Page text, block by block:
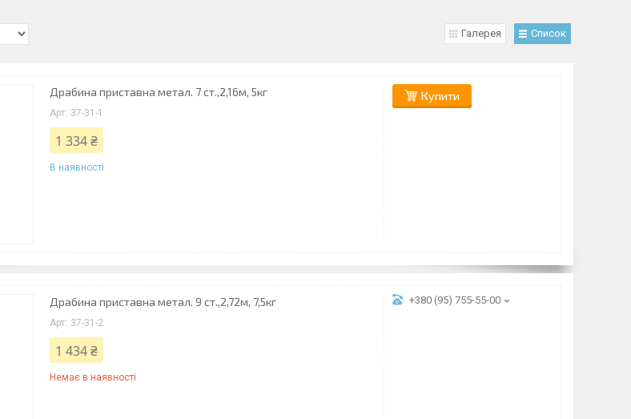
Галерея Список
Драбина приставна метал. 7 ст.,2,16м, 5кг
37-31-1
1 334 ₴
В наявності
Купити
Драбина приставна метал. 9 ст.,2,72м, 7,5кг
37-31-2
1 434 ₴
Немає в наявності
+380 (95) 755-55-00